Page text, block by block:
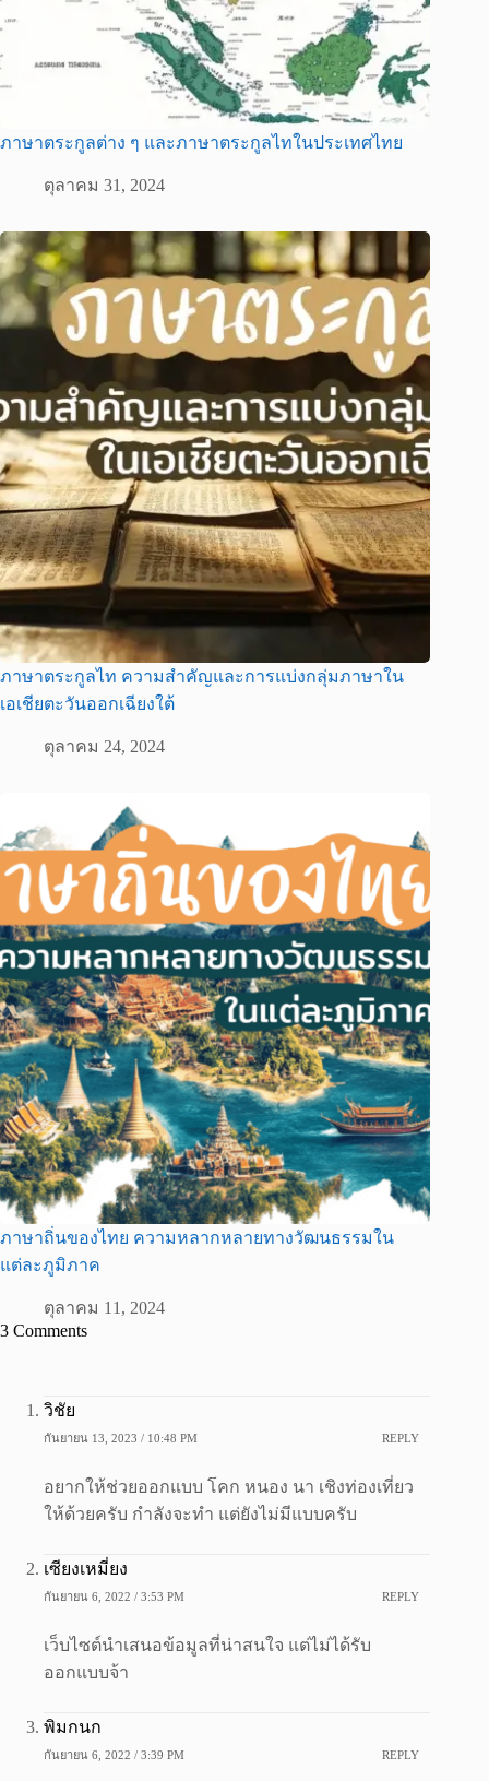
ภาษาตระกูลต่าง ๆ และภาษาตระกูลไทในประเทศไทย
ตุลาคม 31, 2024
ภาษาตระกูลไท ความสำคัญและการแบ่งกลุ่มภาษาใน
เอเชียตะวันออกเฉียงใต้
ตุลาคม 24, 2024
ภาษาถิ่นของไทย ความหลากหลายทางวัฒนธรรมใน
แต่ละภูมิภาค
ตุลาคม 11, 2024
3 Comments
วิชัย
กันยายน 13, 2023 / 10:48 PM REPLY
อยากให้ช่วยออกแบบ โคก หนอง นา เชิงท่องเที่ยว
ให้ด้วยครับ กำลังจะทำ แต่ยังไม่มีแบบครับ
เซียงเหมี่ยง
กันยายน 6, 2022 / 3:53 PM REPLY
เว็บไซต์นำเสนอข้อมูลที่น่าสนใจ แต่ไม่ได้รับ
ออกแบบจ้า
พิมกนก
กันยายน 6, 2022 / 3:39 PM REPLY